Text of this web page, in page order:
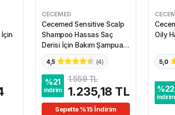
İçin
CECEMED
Cecemed Sensitive Scalp
Shampoo Hassas Saç
Derisi İçin Bakım Şampuanı
300 ml
4,5 (4)
%21
indirim
1.559 TL
1.235,18 TL
Sepette %15 İndirim
Oily
5,0
%22
indirim